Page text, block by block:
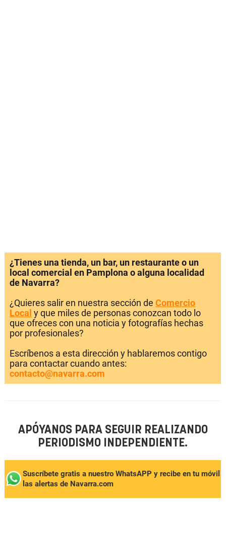
¿Tienes una tienda, un bar, un restaurante o un
local comercial en Pamplona o alguna localidad
de Navarra?
¿Quieres salir en nuestra sección de Comercio
Local y que miles de personas conozcan todo lo
que ofreces con una noticia y fotografías hechas
por profesionales?
Escríbenos a esta dirección y hablaremos contigo
para contactar cuando antes:
contacto@navarra.com
APÓYANOS PARA SEGUIR REALIZANDO
PERIODISMO INDEPENDIENTE.
Suscríbete gratis a nuestro WhatsAPP y recibe en tu móvil
las alertas de Navarra.com